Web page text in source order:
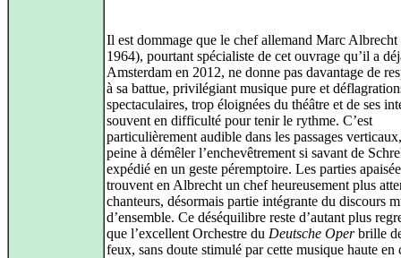
Il est dommage que le chef allemand Marc Albrecht
1964), pourtant spécialiste de cet ouvrage qu’il a
Amsterdam en 2012, ne donne pas davantage de
à sa battue, privilégiant musique pure et
spectaculaires, trop éloignées du théâtre et de ses
souvent en difficulté pour tenir le rythme. C’est
particulièrement audible dans les passages
peine à démêler l’enchevêtrement si savant de
expédié en un geste péremptoire. Les parties
trouvent en Albrecht un chef heureusement plus
chanteurs, désormais partie intégrante du discours
d’ensemble. Ce déséquilibre reste d’autant plus
que l’excellent Orchestre du Deutsche Operbrille
feux, sans doute stimulé par cette musique haute en